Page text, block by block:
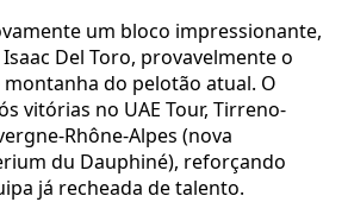
um bloco impressionante,
Del Toro, provavelmente o
do pelotão atual. O
vitórias no UAE Tour, Tirreno-
Rhône-Alpes (nova
du Dauphiné), reforçando
já recheada de talento.